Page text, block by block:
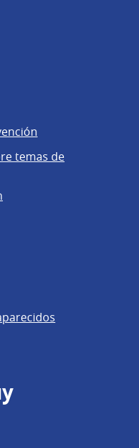
temas de